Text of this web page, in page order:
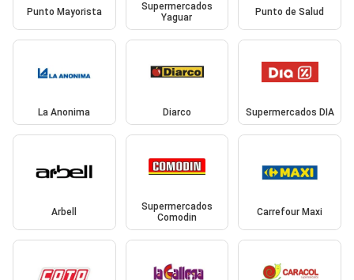
Punto Mayorista
Supermercados
Yaguar
Punto de Salud
La Anonima Diarco Supermercados DIA
Arbell
Supermercados
Comodin
Carrefour Maxi